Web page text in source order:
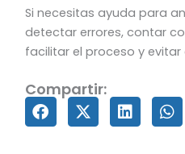
Si necesitas ayuda para
detectar errores, contar
facilitar el proceso y
Compartir: